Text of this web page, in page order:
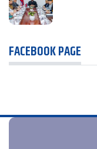
FACEBOOK PAGE